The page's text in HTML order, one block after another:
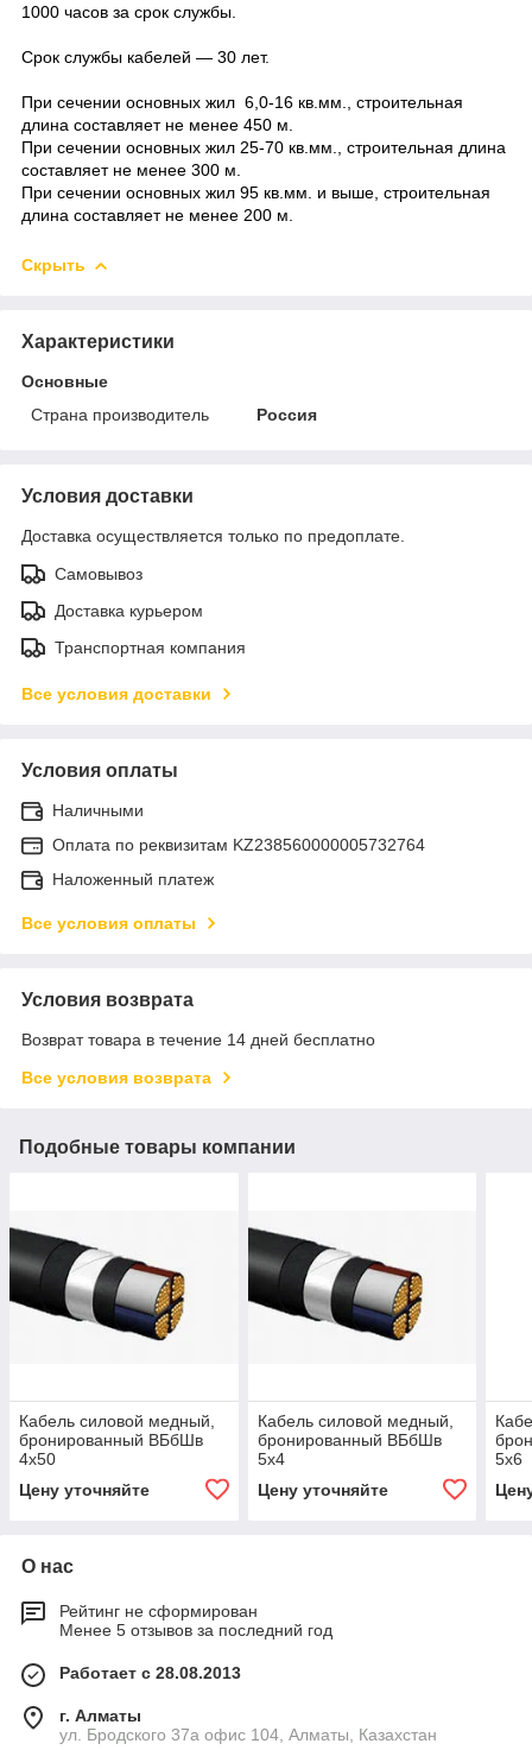
1000 часов за срок службы.
Срок службы кабелей ― 30 лет.
При сечении основных жил 6,0-16 кв.мм., строительная
длина составляет не менее 450 м.
При сечении основных жил 25-70 кв.мм., строительная длина
составляет не менее 300 м.
При сечении основных жил 95 кв.мм. и выше, строительная
длина составляет не менее 200 м.
Скрыть
Характеристики
Основные
Страна производитель
Россия
Условия доставки
Доставка осуществляется только по предоплате.
Самовывоз
Доставка курьером
Транспортная компания
Все условия доставки
Условия оплаты
Наличными
Оплата по реквизитам KZ238560000005732764
Наложенный платеж
Все условия оплаты
Условия возврата
Возврат товара в течение 14 дней бесплатно
Все условия возврата
Подобные товары компании
Кабель силовой медный,
бронированный ВБбШв
4х50
Цену уточняйте
Кабель силовой медный,
бронированный ВБбШв
5х4
Цену уточняйте
5х6
О нас
Рейтинг не сформирован
Менее 5 отзывов за последний год
Работает с 28.08.2013
г. Алматы
ул. Бродского 37а офис 104, Алматы, Казахстан